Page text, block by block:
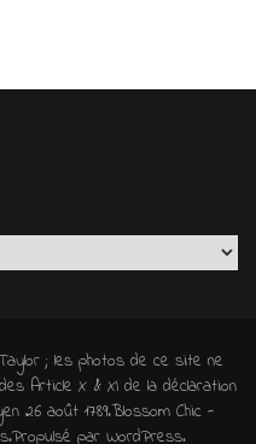
; les photos de ce site ne
Article X & XI de la déclaration
26 août 1789.Blossom Chic -
.Propulsé par WordPress.